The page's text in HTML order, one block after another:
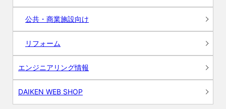
公共・商業施設向け
リフォーム
エンジニアリング情報
DAIKEN WEB SHOP